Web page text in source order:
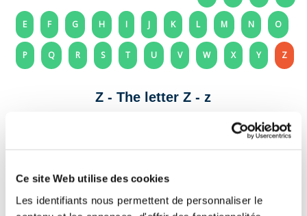
Ce site Web utilise des cookies
Les identifiants nous permettent de personnaliser le
E F G H I J K L M N O
P Q R S T U V W X Y Z
Z - The letter Z - z
Letter to print and cut out to decorate your